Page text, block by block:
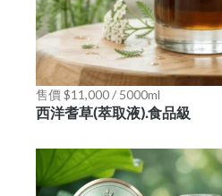
售價 $11,000 / 5000ml
西洋耆草(萃取液).食品級